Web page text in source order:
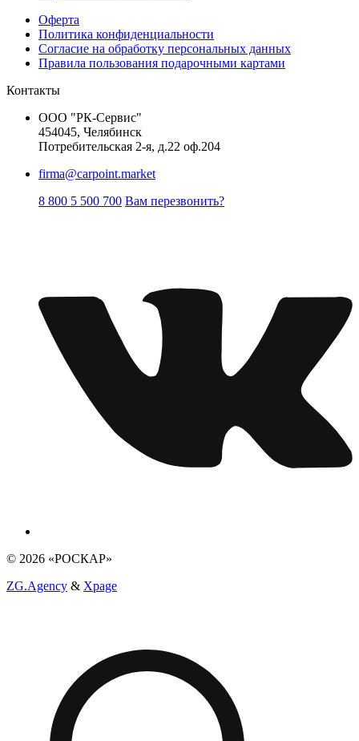
Оферта
Политика конфиденциальности
Согласие на обработку персональных данных
Правила пользования подарочными картами
Контакты
ООО "РК-Сервис"
454045, Челябинск
Потребительская 2-я, д.22 оф.204
firma@carpoint.market
8 800 5 500 700 Вам перезвонить?
© 2026 «РОСКАР»
ZG.Agency & Xpage